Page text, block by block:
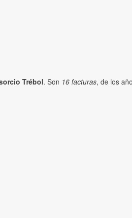
Trébol. Son 16 facturas, de los